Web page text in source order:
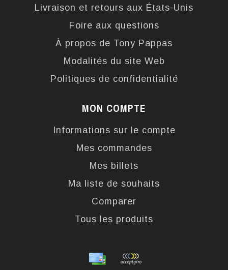
Livraison et retours aux États-Unis
Foire aux questions
À propos de Tony Pappas
Modalités du site Web
Politiques de confidentialité
MON COMPTE
Informations sur le compte
Mes commandes
Mes billets
Ma liste de souhaits
Comparer
Tous les produits